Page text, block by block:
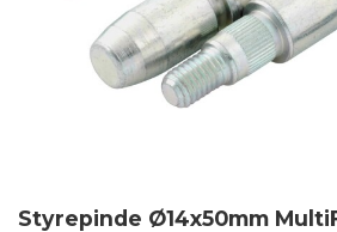
Styrepinde Ø14x50mm